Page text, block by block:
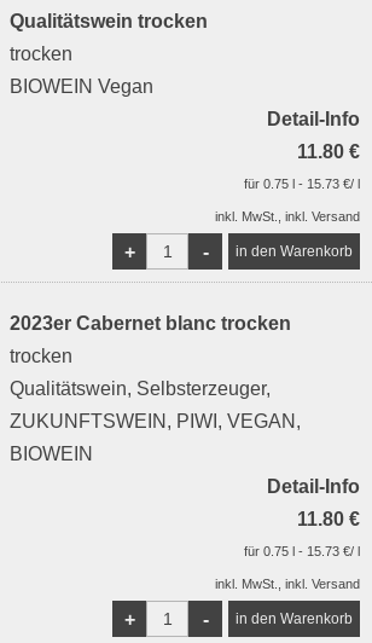
Qualitätswein trocken
trocken
BIOWEIN Vegan
Detail-Info
11.80 €
für 0.75 l - 15.73 €/ l
inkl. MwSt., inkl. Versand
-
+
2023er Cabernet blanc trocken
trocken
Qualitätswein, Selbsterzeuger,
ZUKUNFTSWEIN, PIWI, VEGAN,
BIOWEIN
Detail-Info
11.80 €
für 0.75 l - 15.73 €/ l
inkl. MwSt., inkl. Versand
-
+